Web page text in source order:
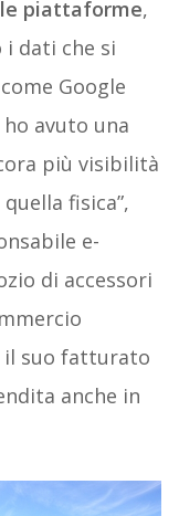
piattaforme,
dati che si
Google
avuto una
più visibilità
fisica”,
e-
di accessori
il suo fatturato
anche in